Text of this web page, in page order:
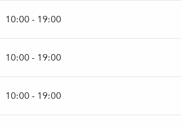
10:00 - 19:00
10:00 - 19:00
10:00 - 19:00